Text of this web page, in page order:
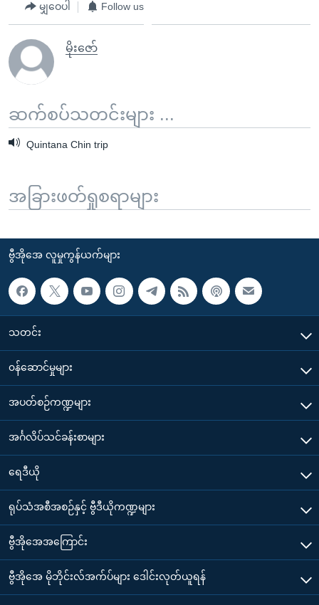
မျှဝေပါ Follow us
မိုးဇော်
ဆက်စပ်သတင်းများ ...
Quintana Chin trip
အခြားဖတ်ရှုစရာများ
ဗွီအိုအေ လူမှုကွန်ယက်များ
သတင်း
၀န်ဆောင်မှုများ
အပတ်စဉ်ကဏ္ဍများ
အင်္ဂလိပ်သင်ခန်းစာများ
ရေဒီယို
ရုပ်သံအစီအစဉ်နှင့် ဗွီဒီယိုကဏ္ဍများ
ဗွီအိုအေအကြောင်း
ဗွီအိုအေ မိုဘိုင်းလ်အက်ပ်များ ဒေါင်းလုတ်ယူရန်